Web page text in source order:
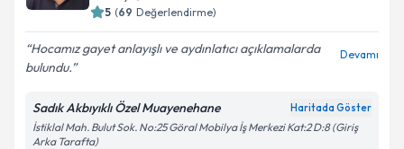
5 (69 Değerlendirme)
Hocamız gayet anlayışlı ve aydınlatıcı açıklamalarda
bulundu.
Devamı
Sadık Akbıyıklı Özel Muayenehane Haritada Göster
İstiklal Mah. Bulut Sok. No:25 Göral Mobilya İş Merkezi Kat:2 D:8 (Giriş
Arka Tarafta)